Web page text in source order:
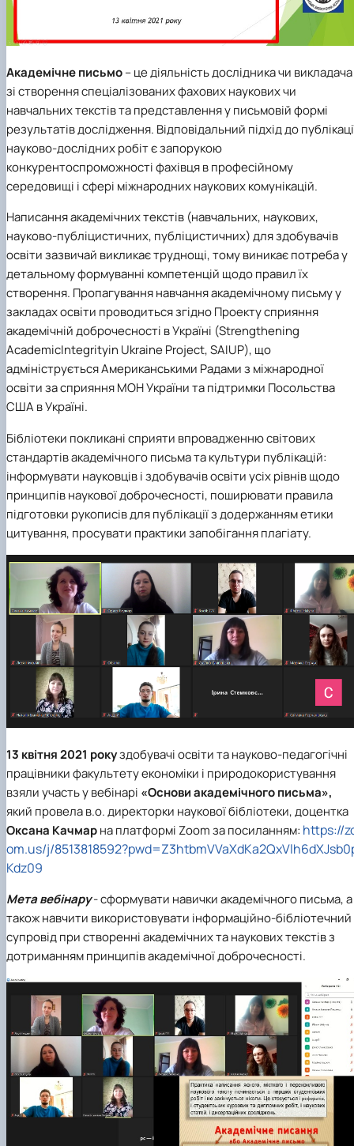
Працевлаштування
Студентські квитки
Інклюзивне середовище
Наукові школи
Стартап школа НУБіП України
Методичні рекомендації, пам'ятки
Форми документів
Патентно-ліцензійна діяльність
ЦКНО «Агропромисловий комплекс, лісове і
садово-паркове господарство, ветеринарна
медицина»
Наукові видання
Досліднику та автору
Наукові журнали НУБіП України
Наукові журнали НУБіП України (English)
Пам'ятка про проведення науково-
заходів
Порядок планування та організації
проведення НТЗ
Результати науково-технічних заходів
Монографії
Наука для бізнесу
«SEB-2024»
«SEB-2025»
Рада роботодавців
Благодійний фонд «Голосіївська ініціатива
Видатні випускники та працівники
Звіт ректора
Почесні доктори і професори НУБіП України
Пресслужба
Університетський кур'єр
Вибори ректора
Програма розвитку університету
ініціатива – 2025»
Державні закупівлі
Офіційна символіка
Уповноважена особа з питань запобігання
виявлення корупції
Положення про антикорупційного
уповноваженого НУБіП України
Національні нормативно-правові акти
Нормативно-правові акти НУБіП України
Інформаційні ресурси НАЗК
Методичні роз’яснення НАЗК
Антикорупційні заходи
Гендерна радниця
Контактна інформація
Академічне письмо– це діяльність дослідника чи викладача
зі створення спеціалізованих фахових наукових чи
навчальних текстів та представлення у письмовій формі
результатів дослідження. Відповідальний підхід до
науково-дослідних робіт є запорукою
конкурентоспроможності фахівця в професійному
середовищі і сфері міжнародних наукових комунікацій.
Написання академічних текстів (навчальних, наукових,
науково-публіцистичних, публіцистичних) для здобувачів
освіти зазвичай викликає труднощі, тому виникає потреба у
детальному формуванні компетенцій щодо правил їх
створення. Пропагування навчання академічному письму у
закладах освіти проводиться згідно Проекту сприяння
академічній доброчесності в Україні (Strengthening
AcademicIntegrityin Ukraine Project, SAIUP), що
адмініструється Американськими Радами з міжнародної
освіти за сприяння МОН України та підтримки Посольства
США в Україні.
Бібліотеки покликані сприяти впровадженню світових
стандартів академічного письма та культури публікацій:
інформувати науковців і здобувачів освіти усіх рівнів щодо
принципів наукової доброчесності, поширювати правила
підготовки рукописів для публікації з додержанням етики
цитування, просувати практики запобігання плагіату.
13 квітня 2021 рокуздобувачі освіти та науково-педагогічні
працівники факультету економіки і природокористування
взяли участь у вебінарі «Основи академічного письма»,
який провела в.о. директорки наукової бібліотеки, доцентка
Оксана Качмарна платформі Zoom за посиланням: https://
om.us/j/
Kdz09
Мета вебінару- сформувати навички академічного письма, а
також навчити використовувати інформаційно-бібліотечний
супровід при створенні академічних та наукових текстів з
дотриманням принципів академічної доброчесності.